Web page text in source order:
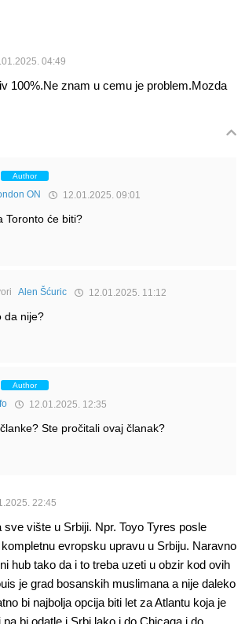
04:49
100%.Ne znam u cemu je problem.Mozda
Author
ON 12.01.2025. 09:01
Toronto će biti?
Alen Šćuric 12.01.2025. 11:12
da nije?
Author
12.01.2025. 12:35
Ste pročitali ovaj članak?
22:45
vište u Srbiji. Npr. Toyo Tyres posle
evropsku upravu u Srbiju. Naravno
hub tako da i to treba uzeti u obzir kod ovih
je grad bosanskih muslimana a nije daleko
bi najbolja opcija biti let za Atlantu koja je
bi odatle i Srbi lako i do Chicaga i do